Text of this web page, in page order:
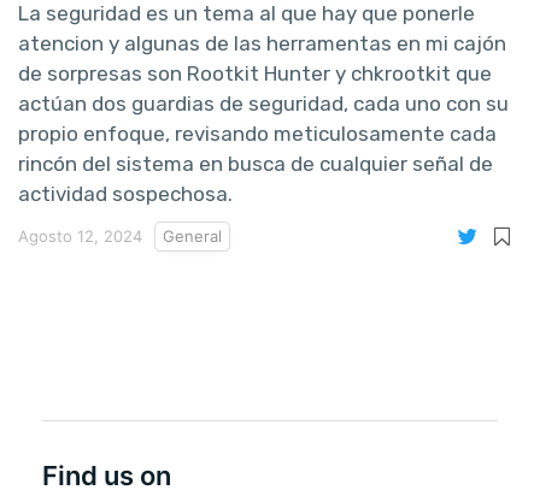
La seguridad es un tema al que hay que ponerle
atencion y algunas de las herramentas en mi cajón
de sorpresas son Rootkit Hunter y chkrootkit que
actúan dos guardias de seguridad, cada uno con su
propio enfoque, revisando meticulosamente cada
rincón del sistema en busca de cualquier señal de
actividad sospechosa.
Agosto 12, 2024 General
Find us on